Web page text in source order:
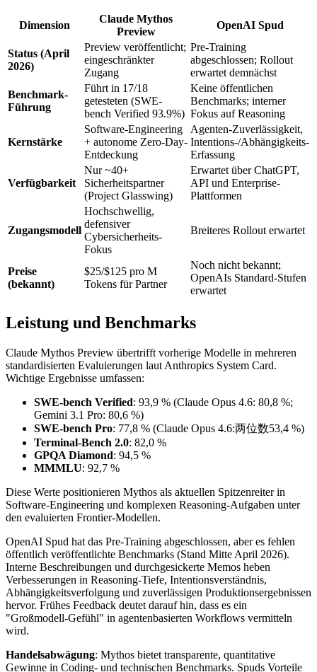
Dimension
Claude Mythos
Preview
OpenAI Spud
Status (April
2026)
Preview veröffentlicht;
eingeschränkter
Zugang
Pre-Training
abgeschlossen; Rollout
erwartet demnächst
Benchmark-
Führung
Führt in 17/18
getesteten (SWE-
bench Verified 93.9%)
Keine öffentlichen
Benchmarks; interner
Fokus auf Reasoning
Kernstärke
Software-Engineering
+ autonome Zero-Day-
Entdeckung
Agenten-Zuverlässigkeit,
Intentions-/Abhängigkeits-
Erfassung
Verfügbarkeit
Nur ~40+
Sicherheitspartner
(Project Glasswing)
Erwartet über ChatGPT,
API und Enterprise-
Plattformen
Zugangsmodell
Hochschwellig,
defensiver
Cybersicherheits-
Fokus
Breiteres Rollout erwartet
Preise
(bekannt)
$25/$125 pro M
Tokens für Partner
Noch nicht bekannt;
OpenAIs Standard-Stufen
erwartet
Leistung und Benchmarks
Claude Mythos Preview übertrifft vorherige Modelle in mehreren
standardisierten Evaluierungen laut Anthropics System Card.
Wichtige Ergebnisse umfassen:
SWE-bench Verified: 93,9 % (Claude Opus 4.6: 80,8 %;
Gemini 3.1 Pro: 80,6 %)
SWE-bench Pro: 77,8 % (Claude Opus 4.6:两位数53,4 %)
Terminal-Bench 2.0: 82,0 %
GPQA Diamond: 94,5 %
MMMLU: 92,7 %
Diese Werte positionieren Mythos als aktuellen Spitzenreiter in
Software-Engineering und komplexen Reasoning-Aufgaben unter
den evaluierten Frontier-Modellen.
OpenAI Spud hat das Pre-Training abgeschlossen, aber es fehlen
öffentlich veröffentlichte Benchmarks (Stand Mitte April 2026).
Interne Beschreibungen und durchgesickerte Memos heben
Verbesserungen in Reasoning-Tiefe, Intentionsverständnis,
Abhängigkeitsverfolgung und zuverlässigen Produktionsergebnissen
hervor. Frühes Feedback deutet darauf hin, dass es ein
"Großmodell-Gefühl" in agentenbasierten Workflows vermitteln
wird.
Handelsabwägung: Mythos bietet transparente, quantitative
Gewinne in Coding- und technischen Benchmarks. Spuds Vorteile